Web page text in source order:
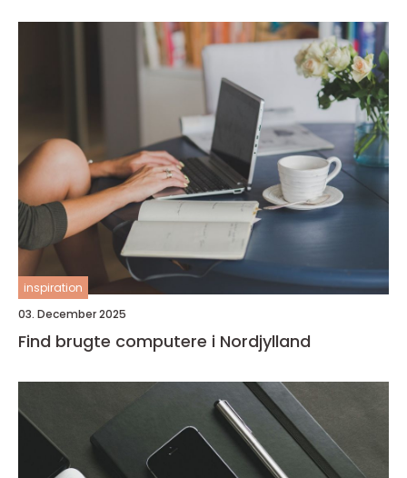
inspiration
03. December 2025
Find brugte computere i Nordjylland